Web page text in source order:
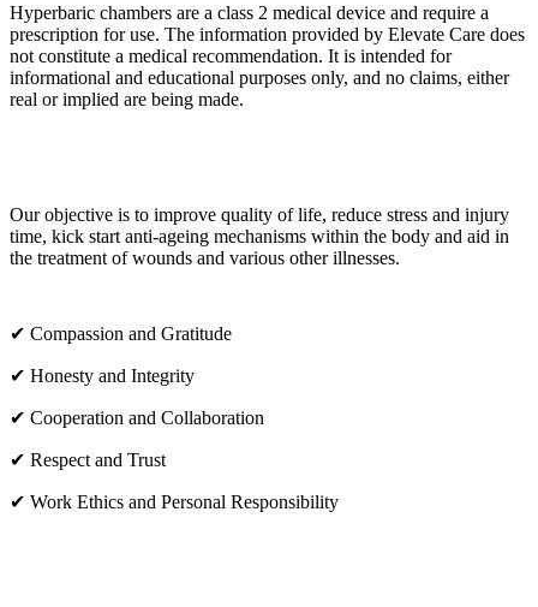
Hyperbaric chambers are a class 2 medical device and require a
prescription for use. The information provided by Elevate Care does
not constitute a medical recommendation. It is intended for
informational and educational purposes only, and no claims, either
real or implied are being made.
Our objective is to improve quality of life, reduce stress and injury
time, kick start anti-ageing mechanisms within the body and aid in
the treatment of wounds and various other illnesses.
✔ Compassion and Gratitude
✔ Honesty and Integrity
✔ Cooperation and Collaboration
✔ Respect and Trust
✔ Work Ethics and Personal Responsibility